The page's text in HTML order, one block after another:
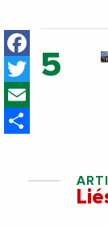
Twitter